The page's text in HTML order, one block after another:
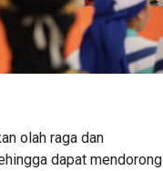
olah raga dan
dapat mendorong